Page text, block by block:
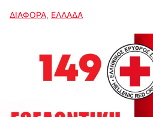
ΔΙΑΦΟΡΑ, ΕΛΛΑΔΑ